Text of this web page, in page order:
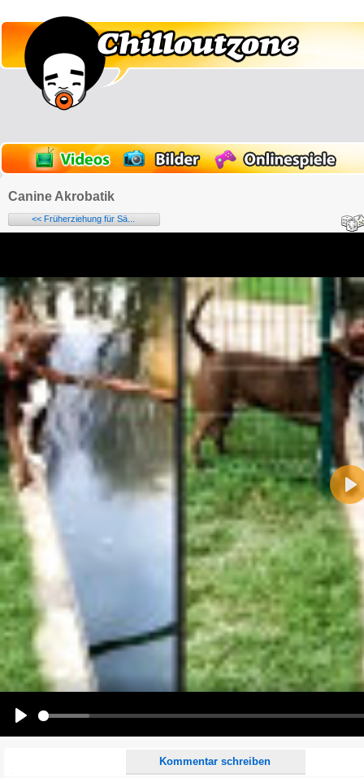
Canine Akrobatik
<< Früherziehung für Sä...
Kommentar schreiben
Name:
E-Mail-Adresse (optional):
Alle HTML-Tags außer <br>, <strike> und <i> werden aus Deinem Kommentar entfernt.
URLs werden automatisch umgewandelt. Bitte verwende "www." oder "http://" in URLs
Ich möchte eine E-Mail, wenn auf dieser Seite weitere Kommentare erscheinen.